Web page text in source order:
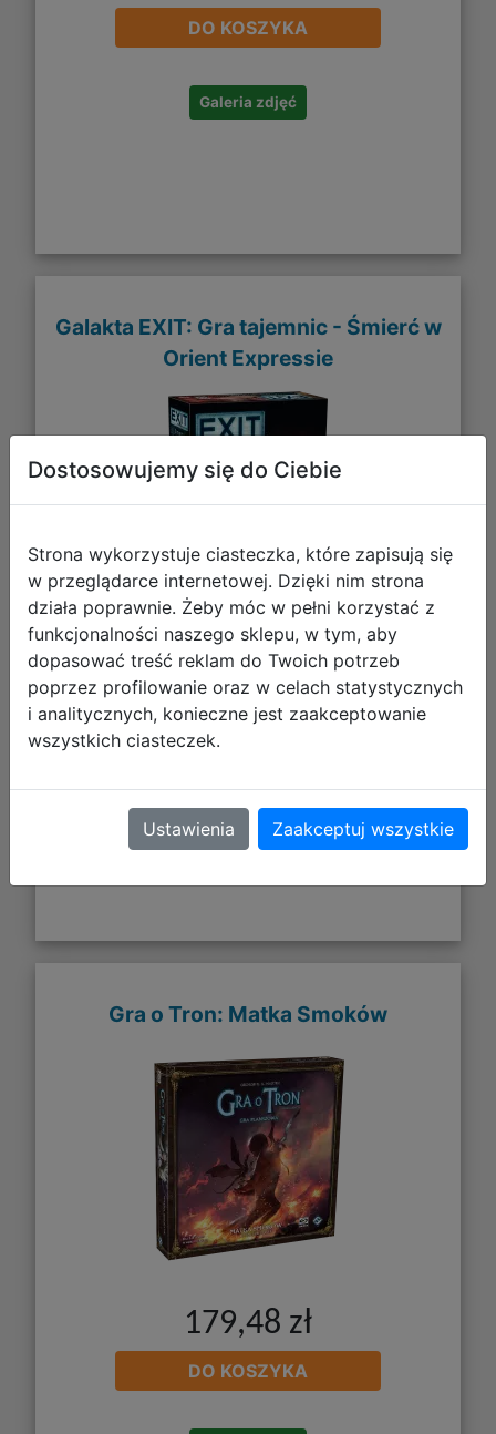
DO KOSZYKA
Galeria zdjęć
Galakta EXIT: Gra tajemnic - Śmierć w
Orient Expressie
64,99 zł
DO KOSZYKA
Galeria zdjęć
Gra o Tron: Matka Smoków
179,48 zł
DO KOSZYKA
Dostosowujemy się do Ciebie
Strona wykorzystuje ciasteczka, które zapisują się
w przeglądarce internetowej. Dzięki nim strona
działa poprawnie. Żeby móc w pełni korzystać z
funkcjonalności naszego sklepu, w tym, aby
dopasować treść reklam do Twoich potrzeb
poprzez profilowanie oraz w celach statystycznych
i analitycznych, konieczne jest zaakceptowanie
wszystkich ciasteczek.
Ustawienia Zaakceptuj wszystkie